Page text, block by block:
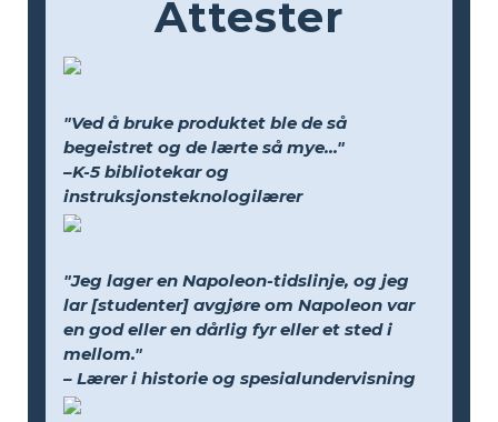
Attester
"Ved å bruke produktet ble de så
begeistret og de lærte så mye..."
–K-5 bibliotekar og
instruksjonsteknologilærer
"Jeg lager en Napoleon-tidslinje, og jeg
lar [studenter] avgjøre om Napoleon var
en god eller en dårlig fyr eller et sted i
mellom."
– Lærer i historie og spesialundervisning